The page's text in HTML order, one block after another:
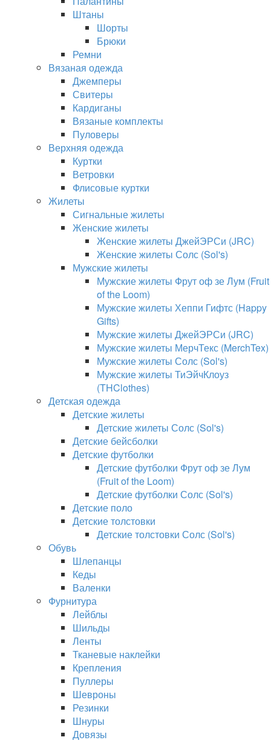
Штаны
Шорты
Брюки
Ремни
Вязаная одежда
Джемперы
Свитеры
Кардиганы
Вязаные комплекты
Пуловеры
Верхняя одежда
Куртки
Ветровки
Флисовые куртки
Жилеты
Сигнальные жилеты
Женские жилеты
Женские жилеты ДжейЭРСи (JRC)
Женские жилеты Солс (Sol's)
Мужские жилеты
Мужские жилеты Фрут оф зе Лум (Fruit
of the Loom)
Мужские жилеты Хеппи Гифтс (Happy
Gifts)
Мужские жилеты ДжейЭРСи (JRC)
Мужские жилеты МерчТекс (MerchTex)
Мужские жилеты Солс (Sol's)
Мужские жилеты ТиЭйчКлоуз
(THClothes)
Детская одежда
Детские жилеты
Детские жилеты Солс (Sol's)
Детские бейсболки
Детские футболки
Детские футболки Фрут оф зе Лум
(Fruit of the Loom)
Детские футболки Солс (Sol's)
Детские поло
Детские толстовки
Детские толстовки Солс (Sol's)
Обувь
Шлепанцы
Кеды
Валенки
Фурнитура
Лейблы
Шильды
Ленты
Тканевые наклейки
Крепления
Пуллеры
Шевроны
Резинки
Шнуры
Довязы